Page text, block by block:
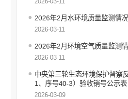
国有企业信息公开
产品质量监管执法信息公开
知识产权信息公开
行政许可
行政处罚和行政强制
行政事业性收费
2026年2月水环境质量监测情况
2026-03-11
2026年2月环境空气质量监测
2026-03-11
中央第三轮生态环境保护督察
1、序号40-3）验收销号公示表
2026-03-09